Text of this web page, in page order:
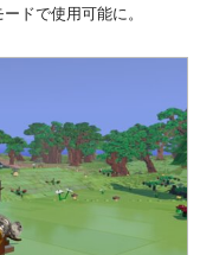
ドで使用可能に。